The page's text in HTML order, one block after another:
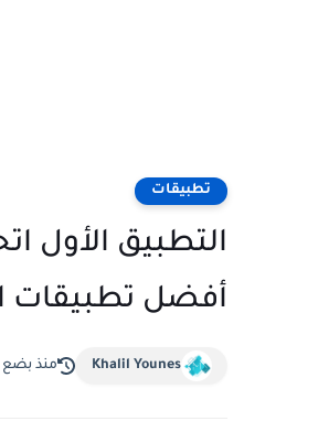
تطبيقات
التطبيق الأول
أفضل تطبيقات
Khalil Younes منذ